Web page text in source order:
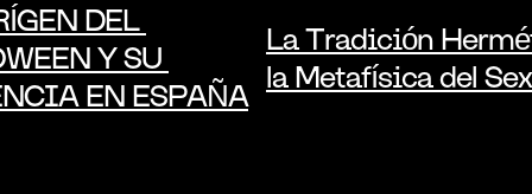
DEL
Y SU
EN ESPAÑA
La Tradición
la Metafísica del